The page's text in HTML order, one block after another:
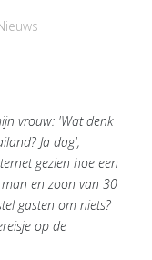
vrouw: 'Wat denk
Ja dag',
gezien hoe een
en zoon van 30
gasten om niets?
op de